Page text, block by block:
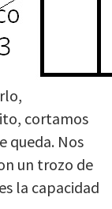
cortamos
queda. Nos
un trozo de
la capacidad